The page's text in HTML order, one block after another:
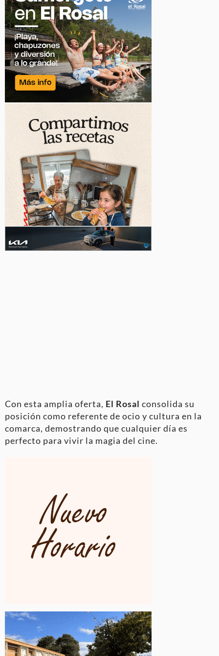
Con esta amplia oferta, El Rosal consolida su
posición como referente de ocio y cultura en la
comarca, demostrando que cualquier día es
perfecto para vivir la magia del cine.